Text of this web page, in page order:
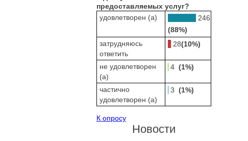
предоставляемых услуг?
удовлетворен (а)
246
(88%)
затрудняюсь
ответить
28(10%)
не удовлетворен
(а)
4 (1%)
частично
удовлетворен (а)
3 (1%)
К опросу
Новости